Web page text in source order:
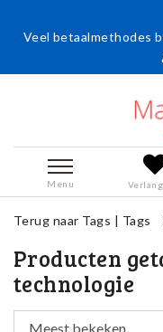
Veel betaalmethodes
Menu
Terug naar Tags | Tags
Producten
technologie